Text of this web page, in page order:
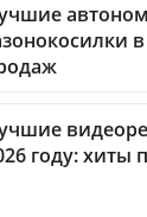
году: хиты